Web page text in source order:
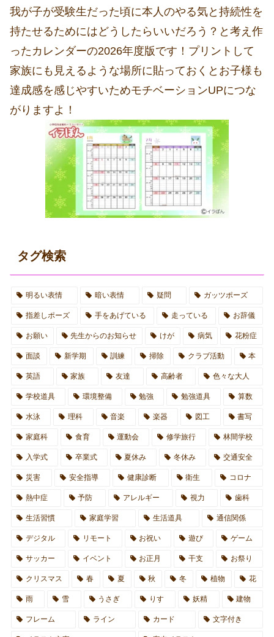
我が子が受験生だった頃に本人のやる気と持続性を
持たせるためにはどうしたらいいだろう？と考え作
ったカレンダーの2026年度版です！プリントして
家族にも見えるような場所に貼っておくとお子様も
達成感を感じやすいためモチベーションUPにつな
がりますよ！
タグ検索
明るい表情 暗い表情 疑問 ガッツポーズ
指差しポーズ 手をあげている 走っている お辞儀
お願い 先生からのお知らせ けが 病気 花粉症
面談 新学期 訓練 掃除 クラブ活動 本
英語 家族 友達 高齢者 色々な大人
学校道具 環境整備 勉強 勉強道具 算数
水泳 理科 音楽 楽器 図工 書写
家庭科 食育 運動会 修学旅行 林間学校
入学式 卒業式 夏休み 冬休み 交通安全
災害 安全指導 健康診断 衛生 コロナ
熱中症 予防 アレルギー 視力 歯科
生活習慣 家庭学習 生活道具 通信関係
デジタル リモート お祝い 遊び ゲーム
サッカー イベント お正月 干支 お祭り
クリスマス 春 夏 秋 冬 植物 花
雨 雪 うさぎ りす 妖精 建物
フレーム ライン カード 文字付き